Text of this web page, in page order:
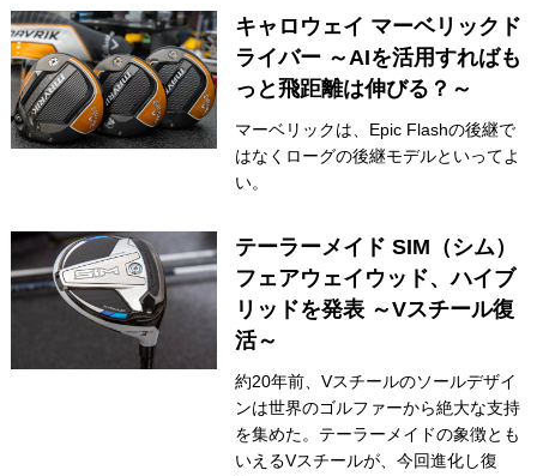
キャロウェイ マーベリックド
ライバー ～AIを活用すればも
っと飛距離は伸びる？～
マーベリックは、Epic Flashの後継で
はなくローグの後継モデルといってよ
い。
テーラーメイド SIM（シム）
フェアウェイウッド、ハイブ
リッドを発表 ～Vスチール復
活～
約20年前、Vスチールのソールデザイ
ンは世界のゴルファーから絶大な支持
を集めた。テーラーメイドの象徴とも
いえるVスチールが、今回進化し復